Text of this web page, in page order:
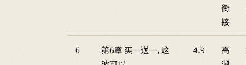
衔
接
6
第6章 买一送一，这
4.9
高